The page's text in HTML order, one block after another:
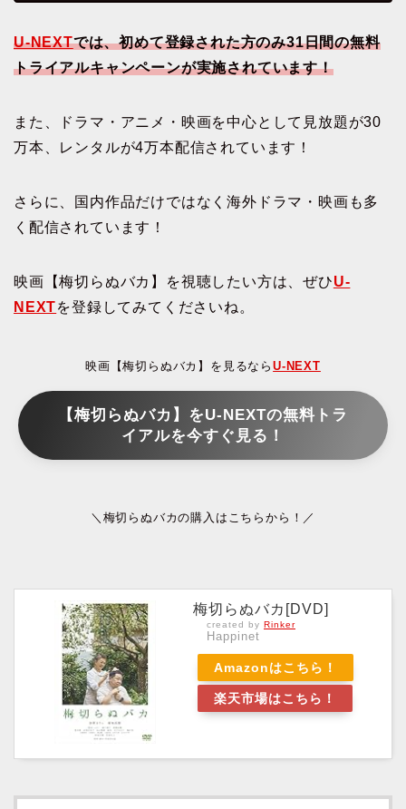
U-NEXTでは、初めて登録された方のみ31日間の無料
トライアルキャンペーンが実施されています！
また、ドラマ・アニメ・映画を中心として見放題が30
万本、レンタルが4万本配信されています！
さらに、国内作品だけではなく海外ドラマ・映画も多
く配信されています！
映画【梅切らぬバカ】を視聴したい方は、ぜひU-
NEXTを登録してみてくださいね。
映画【梅切らぬバカ】を見るならU-NEXT
【梅切らぬバカ】をU-NEXTの無料トラ
イアルを今すぐ見る！
＼梅切らぬバカの購入はこちらから！／
梅切らぬバカ[DVD]
created by Rinker
Happinet
Amazonはこちら！
楽天市場はこちら！